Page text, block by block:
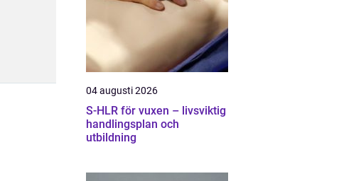
04 augusti 2026
S-HLR för vuxen – livsviktig
handlingsplan och
utbildning